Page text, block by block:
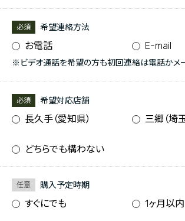
必須 希望連絡方法
お電話 E-mail
※ビデオ通話を希望の方も初回連絡は電話かメー
必須 希望対応店舗
長久手（愛知県） 三郷（埼
どちらでも構わない
任意 購入予定時期
すぐにでも 1ヶ月以内